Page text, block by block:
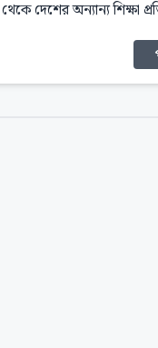
দেশের অন্যান্য শিক্ষা